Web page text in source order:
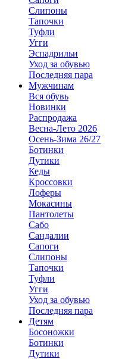
Слипоны
Тапочки
Туфли
Угги
Эспадрильи
Уход за обувью
Последняя пара
Мужчинам
Вся обувь
Новинки
Распродажа
Весна-Лето 2026
Осень-Зима 26/27
Ботинки
Дутики
Кеды
Кроссовки
Лоферы
Мокасины
Пантолеты
Сабо
Сандалии
Сапоги
Слипоны
Тапочки
Туфли
Угги
Уход за обувью
Последняя пара
Детям
Босоножки
Ботинки
Дутики